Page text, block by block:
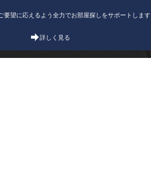
要望に応えるよう全力でお部屋探しをサポートします
詳しく見る